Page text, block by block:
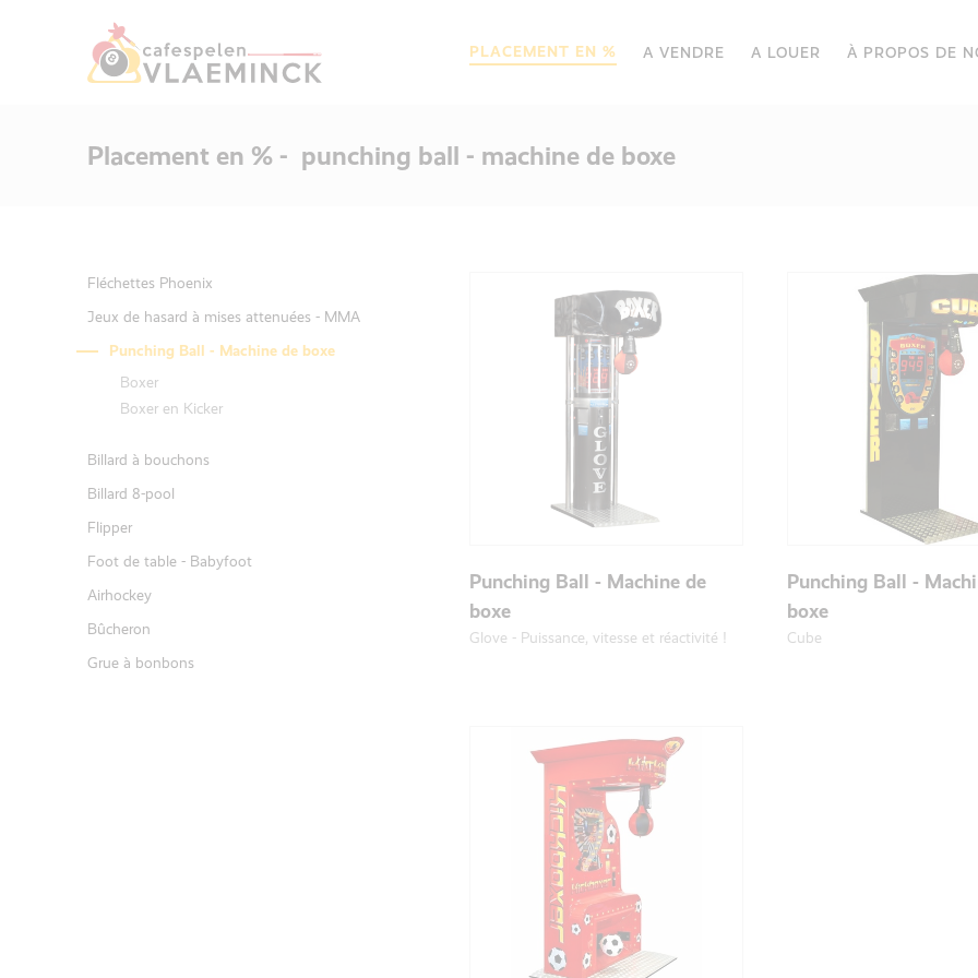
PLACEMENT EN % A VENDRE A LOUER À PROPOS DE
Placement en % - punching ball - machine de boxe
Fléchettes Phoenix
Jeux de hasard à mises attenuées - MMA
Punching Ball - Machine de boxe
Boxer
Boxer en Kicker
Billard à bouchons
Billard 8-pool
Flipper
Foot de table - Babyfoot
Airhockey
Bûcheron
Grue à bonbons
Punching Ball - Machine de
boxe
Glove - Puissance, vitesse et réactivité !
Punching Ball -
boxe
Cube